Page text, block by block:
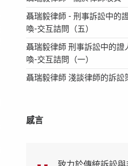
聶瑞毅律師 - 刑事訴訟中的
喚-交互詰問（五）
聶瑞毅律師 刑事訴訟中的證
喚-交互詰問（一）
聶瑞毅律師 淺談律師的訴訟
感言